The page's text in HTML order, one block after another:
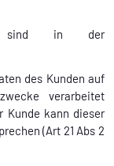
sind in der
des Kunden auf
verarbeitet
Kunde kann dieser
(Art 21 Abs 2